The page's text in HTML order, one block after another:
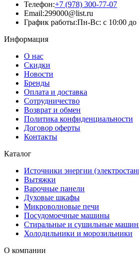
Телефон:+7 (978) 300-77-07
Email:299000@list.ru
График работы:Пн-Вс: с 10:00 до
Информация
О нас
Скидки
Новости
Бренды
Оплата и доставка
Сотрудничество
Возврат и обмен
Политика конфиденциальности
Договор оферты
Контакты
Каталог
Источники энергии
Вытяжки
Варочные панели
Духовые шкафы
Микроволновые печи
Посудомоечные машины
Стиральные и сушильные
Холодильники и морозильники
О компании